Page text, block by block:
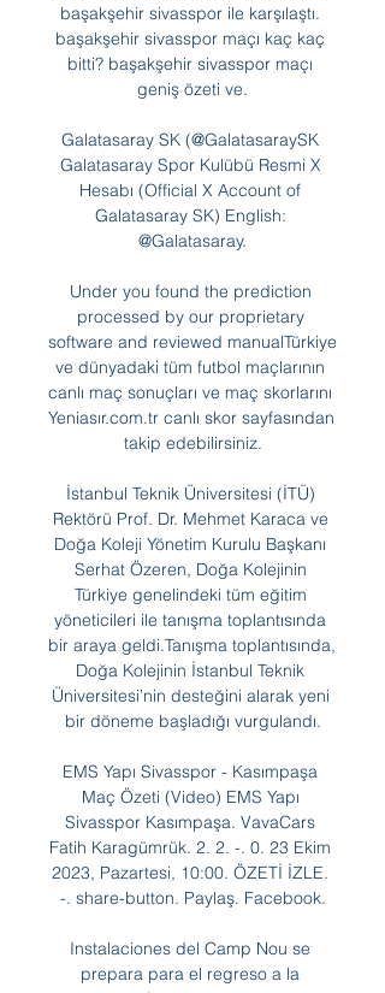
başakşehir sivasspor ile karşılaştı.
başakşehir sivasspor maçı kaç kaç
bitti? başakşehir sivasspor maçı
geniş özeti ve.
Galatasaray SK (@GalatasaraySK
Galatasaray Spor Kulübü Resmi X
Hesabı (Official X Account of
Galatasaray SK) English:
@Galatasaray.
Under you found the prediction
processed by our proprietary
software and reviewed manualTürkiye
ve dünyadaki tüm futbol maçlarının
canlı maç sonuçları ve maç skorlarını
Yeniasır.com.tr canlı skor sayfasından
takip edebilirsiniz.
İstanbul Teknik Üniversitesi (İTÜ)
Rektörü Prof. Dr. Mehmet Karaca ve
Doğa Koleji Yönetim Kurulu Başkanı
Serhat Özeren, Doğa Kolejinin
Türkiye genelindeki tüm eğitim
yöneticileri ile tanışma toplantısında
bir araya geldi.Tanışma toplantısında,
Doğa Kolejinin İstanbul Teknik
Üniversitesi’nin desteğini alarak yeni
bir döneme başladığı vurgulandı.
EMS Yapı Sivasspor - Kasımpaşa
Maç Özeti (Video) EMS Yapı
Sivasspor Kasımpaşa. VavaCars
Fatih Karagümrük. 2. 2. -. 0. 23 Ekim
2023, Pazartesi, 10:00. ÖZETİ İZLE.
-. share-button. Paylaş. Facebook.
Instalaciones del Camp Nou se
prepara para el regreso a la